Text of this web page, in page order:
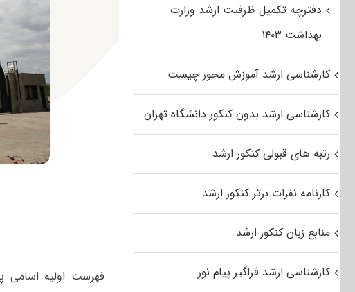
فهرست اولیه اسامی
دفترچه تکمیل ظرفیت ارشد وزارت
بهداشت ۱۴۰۳
کارشناسی ارشد آموزش محور چیست
کارشناسی ارشد بدون کنکور دانشگاه تهران
رتبه های قبولی کنکور ارشد
کارنامه نفرات برتر کنکور ارشد
منابع زبان کنکور ارشد
کارشناسی ارشد فراگیر پیام نور